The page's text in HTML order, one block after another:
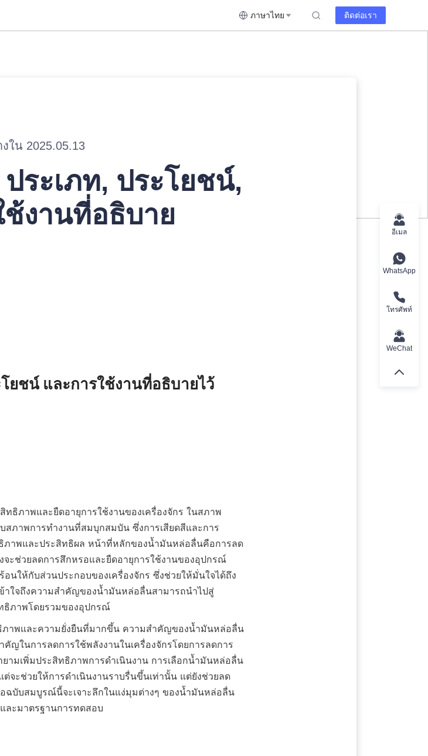
ภาษาไทย ติดต่อเรา
งใน 2025.05.13
ระเภท, ประโยชน์,
ช้งานที่อธิบาย
ยชน์ และการใช้งานที่อธิบายไว้
ธิภาพและยืดอายุการใช้งานของเครื่องจักร ในสภาพ
สภาพการทำงานที่สมบุกสมบัน ซึ่งการเสียดสีและการ
ภาพและประสิทธิผล หน้าที่หลักของน้ำมันหล่อลื่นคือการลด
จะช่วยลดการสึกหรอและยืดอายุการใช้งานของอุปกรณ์
นให้กับส่วนประกอบของเครื่องจักร ซึ่งช่วยให้มั่นใจได้ถึง
าใจถึงความสำคัญของน้ำมันหล่อลื่นสามารถนำไปสู่
ธิภาพโดยรวมของอุปกรณ์
ภาพและความยั่งยืนที่มากขึ้น ความสำคัญของน้ำมันหล่อลื่น
คัญในการลดการใช้พลังงานในเครื่องจักรโดยการลดการ
ยามเพิ่มประสิทธิภาพการดำเนินงาน การเลือกน้ำมันหล่อลื่น
จะช่วยให้การดำเนินงานราบรื่นขึ้นเท่านั้น แต่ยังช่วยลด
ฉบับสมบูรณ์นี้จะเจาะลึกในแง่มุมต่างๆ ของน้ำมันหล่อลื่น
ละมาตรฐานการทดสอบ
อีเมล
WhatsApp
โทรศัพท์
WeChat